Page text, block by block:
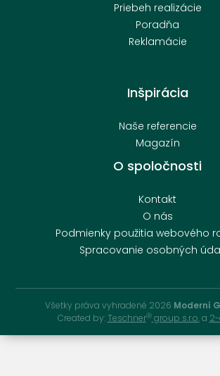
Priebeh realizácie
Poradňa
Reklamácie
Inšpirácia
Naše referencie
Magazín
O spoločnosti
Kontakt
O nás
Podmienky použitia webového
Spracovanie osobných
Všetky práva vyhradené 2026 Moderní
Created by: TeschnerⓇgroup s.r.o.a